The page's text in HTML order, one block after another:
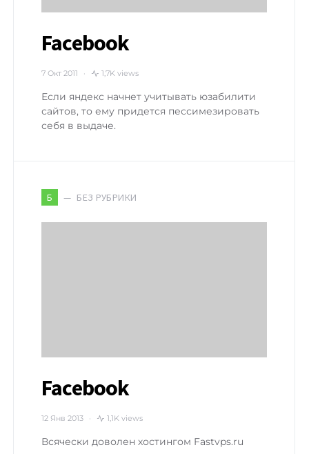
Facebook
7 Окт 2011 1,7K views
Если яндекс начнет учитывать юзабилити
сайтов, то ему придется пессимезировать
себя в выдаче.
Б БЕЗ РУБРИКИ
Facebook
12 Янв 2013 1,1K views
Всячески доволен хостингом Fastvps.ru